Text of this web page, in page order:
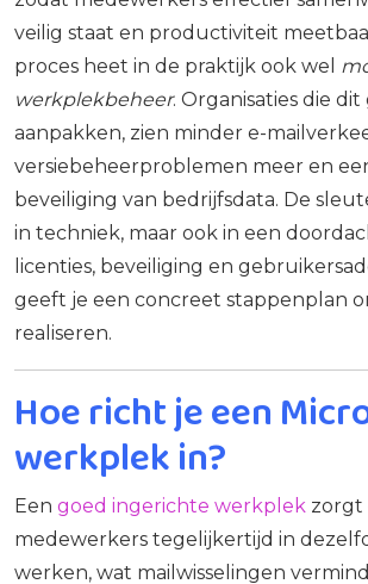
veilig staat en productiviteit
proces heet in de praktijk ook wel
werkplekbeheer. Organisaties die dit
aanpakken, zien minder e-
versiebeheerproblemen meer en
beveiliging van bedrijfsdata. De
in techniek, maar ook in een
licenties, beveiliging en
geeft je een concreet stappenplan
realiseren.
Hoe richt je een
werkplek in?
Een goed ingerichte werkplek zorgt
medewerkers tegelijkertijd in
werken, wat mailwisselingen